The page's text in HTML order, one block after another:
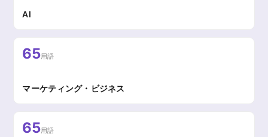
AI
65用語
マーケティング・ビジネス
65用語